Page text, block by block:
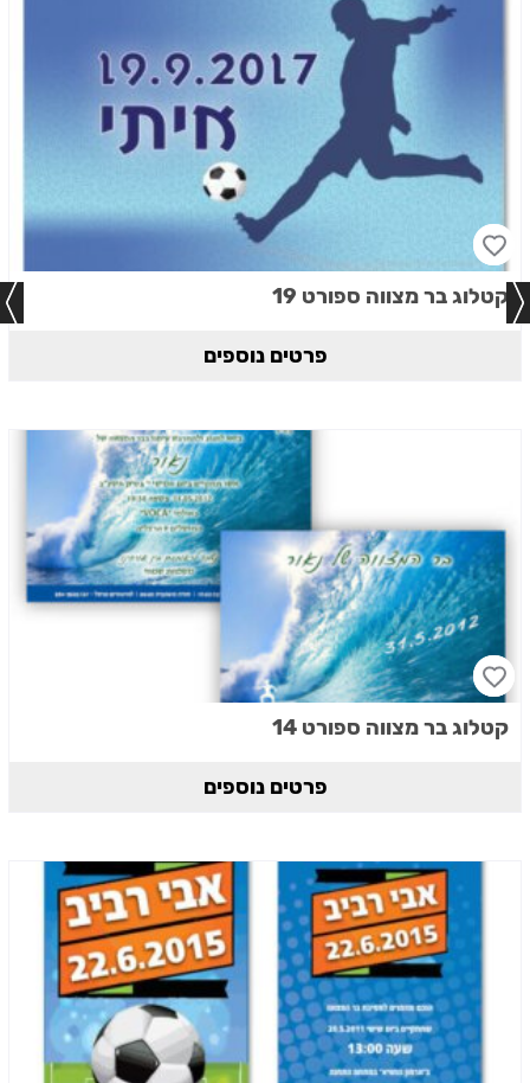
קטלוג בר מצווה ספורט 19
פרטים נוספים
קטלוג בר מצווה ספורט 14
פרטים נוספים